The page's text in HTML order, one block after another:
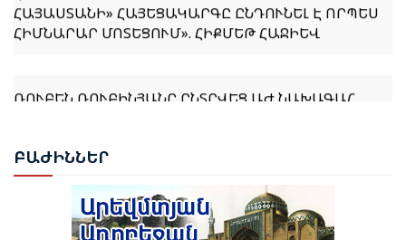
ՀԻՄՆԱՐԱՐ ՄՈՏԵՑՈՒՄ». ՀԻՔՄԵԹ ՀԱՋԻԵՎ
ՆԱԽԱԳԱՀ ՎԱՀԱԳՆ ԽԱՉԱՏՈՒՐՅԱՆԸ ՍՏՈՐԱԳՐԵՑ
ՆԻԿՈԼ ՓԱՇԻՆՅԱՆԻՆ ՎԱՐՉԱՊԵՏ ՆՇԱՆԱԿԵԼՈՒ
ՄԱՍԻՆ ՀՐԱՄԱՆԱԳԻՐԸ
ԲԱԺԻՆՆԵՐ